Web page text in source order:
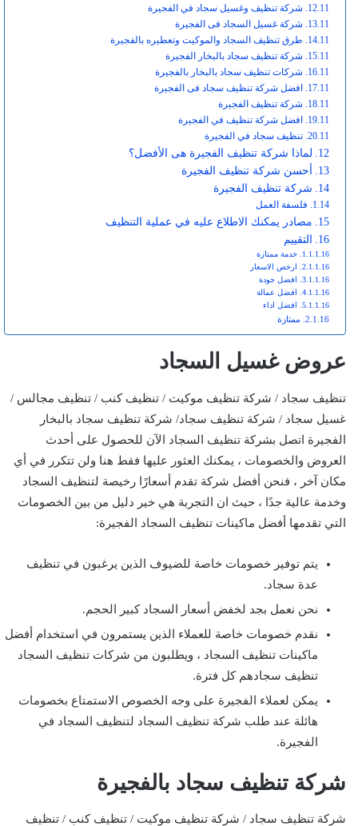
شركة تنظيف وغسيل سجاد في الفجيرة
شركة غسيل السجاد فى الفجيرة
طرق تنظيف السجاد والموكيت وتعطيره بالفجيرة
شركة تنظيف سجاد بالبخار الفجيرة
شركات تنظيف سجاد بالبخار بالفجيرة
افضل شركة تنظيف سجاد فى الفجيرة
شركة تنظيف الفجيرة
افضل شركة تنظيف في الفجيرة
تنظيف سجاد في الفجيرة
لماذا شركة تنظيف الفجيرة هى الأفضل؟
أحسن شركة تنظيف الفجيرة
شركة تنظيف الفجيرة
فلسفة العمل
مصادر يمكنك الاطلاع عليه في عملية التنظيف
التقييم
خدمة ممتازة
ارخص الاسعار
افضل جودة
افضل عمالة
افضل اداء
ممتازة
عروض غسيل السجاد
تنظيف سجاد / شركة تنظيف موكيت / تنظيف كنب / تنظيف مجالس /
غسيل سجاد / شركة تنظيف سجاد/ شركة تنظيف سجاد بالبخار
الفجيرة اتصل بشركة تنظيف السجاد الآن للحصول على أحدث
العروض والخصومات ، يمكنك العثور عليها فقط هنا ولن تتكرر في أي
مكان آخر ، فنحن أفضل شركة تقدم أسعارًا رخيصة لتنظيف السجاد
وخدمة عالية جدًا ، حيث ان التجربة هي خير دليل من بين الخصومات
التي تقدمها أفضل ماكينات تنظيف السجاد الفجيرة:
يتم توفير خصومات خاصة للضيوف الذين يرغبون في تنظيف
عدة سجاد.
نحن نعمل بجد لخفض أسعار السجاد كبير الحجم.
نقدم خصومات خاصة للعملاء الذين يستمرون في استخدام أفضل
ماكينات تنظيف السجاد ، ويطلبون من شركات تنظيف السجاد
تنظيف سجادهم كل فترة.
يمكن لعملاء الفجيرة على وجه الخصوص الاستمتاع بخصومات
هائلة عند طلب شركة تنظيف السجاد لتنظيف السجاد في
الفجيرة.
شركة تنظيف سجاد بالفجيرة
شركة تنظيف سجاد / شركة تنظيف موكيت / تنظيف كنب / تنظيف